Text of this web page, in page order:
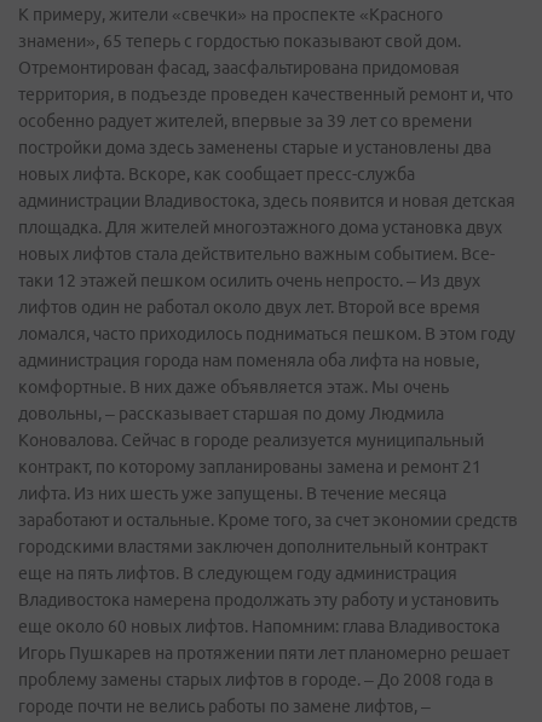
К примеру, жители «свечки» на проспекте «Красного
знамени», 65 теперь с гордостью показывают свой дом.
Отремонтирован фасад, заасфальтирована придомовая
территория, в подъезде проведен качественный ремонт и, что
особенно радует жителей, впервые за 39 лет со времени
постройки дома здесь заменены старые и установлены два
новых лифта. Вскоре, как сообщает пресс-служба
администрации Владивостока, здесь появится и новая детская
площадка. Для жителей многоэтажного дома установка двух
новых лифтов стала действительно важным событием. Все-
таки 12 этажей пешком осилить очень непросто. – Из двух
лифтов один не работал около двух лет. Второй все время
ломался, часто приходилось подниматься пешком. В этом году
администрация города нам поменяла оба лифта на новые,
комфортные. В них даже объявляется этаж. Мы очень
довольны, – рассказывает старшая по дому Людмила
Коновалова. Сейчас в городе реализуется муниципальный
контракт, по которому запланированы замена и ремонт 21
лифта. Из них шесть уже запущены. В течение месяца
заработают и остальные. Кроме того, за счет экономии средств
городскими властями заключен дополнительный контракт
еще на пять лифтов. В следующем году администрация
Владивостока намерена продолжать эту работу и установить
еще около 60 новых лифтов. Напомним: глава Владивостока
Игорь Пушкарев на протяжении пяти лет планомерно решает
проблему замены старых лифтов в городе. – До 2008 года в
городе почти не велись работы по замене лифтов, –